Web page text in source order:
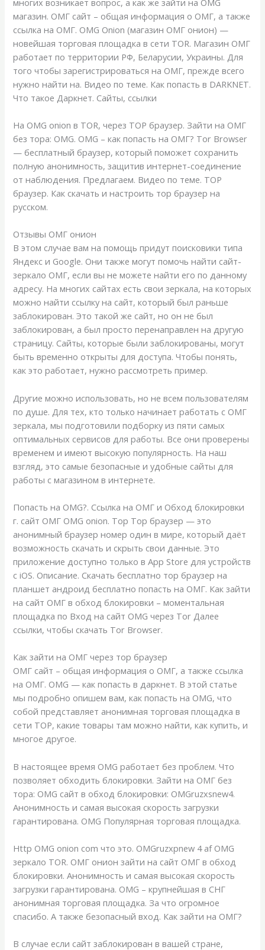
магазин. ОМГ сайт – общая информация о ОМГ, а также
ссылка на ОМГ. OMG Onion (магазин ОМГ онион) —
новейшая торговая площадка в сети TOR. Магазин ОМГ
работает по территории РФ, Беларусии, Украины. Для
того чтобы зарегистрироваться на ОМГ, прежде всего
нужно найти на. Видео по теме. Как попасть в DARKNET.
Что такое Даркнет. Сайты, ссылки
На OMG onion в TOR, через ТОР браузер. Зайти на ОМГ
без тора: OMG. OMG – как попасть на ОМГ? Tor Browser
— бесплатный браузер, который поможет сохранить
полную анонимность, защитив интернет-соединение
от наблюдения. Предлагаем. Видео по теме. ТОР
браузер. Как скачать и настроить тор браузер на
русском.
Отзывы ОМГ онион
В этом случае вам на помощь придут поисковики типа
Яндекс и Google. Они также могут помочь найти сайт-
зеркало ОМГ, если вы не можете найти его по данному
адресу. На многих сайтах есть свои зеркала, на которых
можно найти ссылку на сайт, который был раньше
заблокирован. Это такой же сайт, но он не был
заблокирован, а был просто перенаправлен на другую
страницу. Сайты, которые были заблокированы, могут
быть временно открыты для доступа. Чтобы понять,
как это работает, нужно рассмотреть пример.
Другие можно использовать, но не всем пользователям
по душе. Для тех, кто только начинает работать с ОМГ
зеркала, мы подготовили подборку из пяти самых
оптимальных сервисов для работы. Все они проверены
временем и имеют высокую популярность. На наш
взгляд, это самые безопасные и удобные сайты для
работы с магазином в интернете.
Попасть на OMG?. Ссылка на ОМГ и Обход блокировки
г. сайт ОМГ OMG onion. Тор Тор браузер — это
анонимный браузер номер один в мире, который даёт
возможность скачать и скрыть свои данные. Это
приложение доступно только в App Store для устройств
с iOS. Описание. Скачать бесплатно тор браузер на
планшет андроид бесплатно попасть на ОМГ. Как зайти
на сайт ОМГ в обход блокировки – моментальная
площадка по Вход на сайт OMG через Tor Далее
ссылки, чтобы скачать Tor Browser.
Как зайти на ОМГ через тор браузер
ОМГ сайт – общая информация о ОМГ, а также ссылка
на ОМГ. OMG — как попасть в даркнет. В этой статье
мы подробно опишем вам, как попасть на OMG, что
собой представляет анонимная торговая площадка в
сети ТОР, какие товары там можно найти, как купить, и
многое другое.
В настоящее время OMG работает без проблем. Что
позволяет обходить блокировки. Зайти на ОМГ без
тора: OMG сайт в обход блокировки: OMGruzxsnew4.
Анонимность и самая высокая скорость загрузки
гарантирована. OMG Популярная торговая площадка.
Http OMG onion com что это. OMGruzxpnew 4 af OMG
зеркало TOR. ОМГ онион зайти на сайт ОМГ в обход
блокировки. Анонимность и самая высокая скорость
загрузки гарантирована. OMG – крупнейшая в СНГ
анонимная торговая площадка. За что огромное
спасибо. А также безопасный вход. Как зайти на ОМГ?
В случае если сайт заблокирован в вашей стране,